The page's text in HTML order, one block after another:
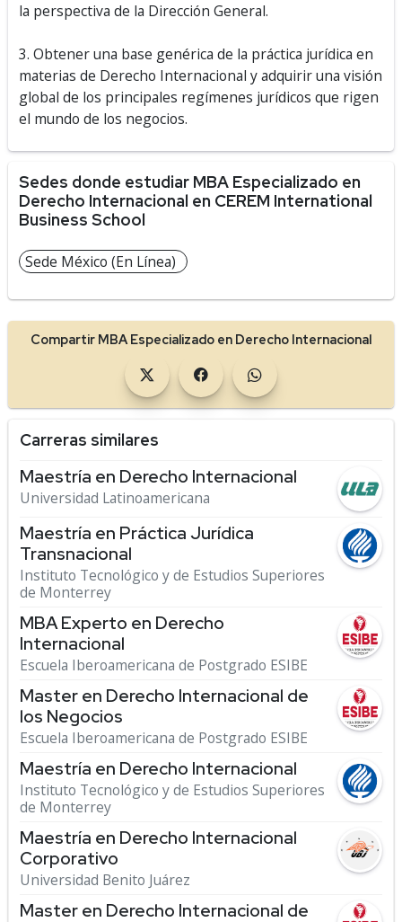
la perspectiva de la Dirección General.
3. Obtener una base genérica de la práctica jurídica en
materias de Derecho Internacional y adquirir una visión
global de los principales regímenes jurídicos que rigen
el mundo de los negocios.
Sedes donde estudiar MBA Especializado en
Derecho Internacional en CEREM International
Business School
Sede México (En Línea)
Compartir MBA Especializado en Derecho Internacional
Carreras similares
Maestría en Derecho Internacional
Universidad Latinoamericana
Maestría en Práctica Jurídica
Transnacional
Instituto Tecnológico y de Estudios Superiores
de Monterrey
MBA Experto en Derecho
Internacional
Escuela Iberoamericana de Postgrado ESIBE
Master en Derecho Internacional de
los Negocios
Escuela Iberoamericana de Postgrado ESIBE
Maestría en Derecho Internacional
Instituto Tecnológico y de Estudios Superiores
de Monterrey
Maestría en Derecho Internacional
Corporativo
Universidad Benito Juárez
Master en Derecho Internacional de